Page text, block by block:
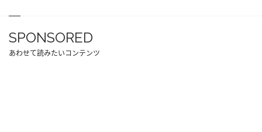
SPONSORED
あわせて読みたいコンテンツ